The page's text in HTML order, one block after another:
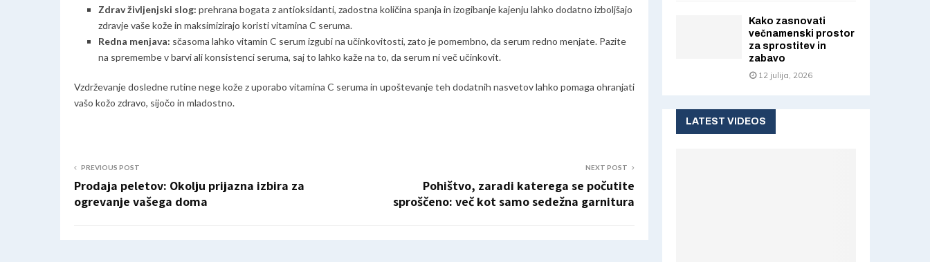
Zdrav življenjski slog: prehrana bogata z antioksidanti, zadostna količina spanja in izogibanje kajenju lahko dodatno izboljšajo
zdravje vaše kože in maksimizirajo koristi vitamina C seruma.
Redna menjava: sčasoma lahko vitamin C serum izgubi na učinkovitosti, zato je pomembno, da serum redno menjate. Pazite
na spremembe v barvi ali konsistenci seruma, saj to lahko kaže na to, da serum ni več učinkovit.
Vzdrževanje dosledne rutine nege kože z uporabo vitamina C seruma in upoštevanje teh dodatnih nasvetov lahko pomaga ohranjati
vašo kožo zdravo, sijočo in mladostno.
PREVIOUS POST
Prodaja peletov: Okolju prijazna izbira za
ogrevanje vašega doma
NEXT POST
Pohištvo, zaradi katerega se počutite
sproščeno: več kot samo sedežna garnitura
Kako zasnovati
večnamenski prostor
za sprostitev in
zabavo
12 julija, 2026
LATEST VIDEOS